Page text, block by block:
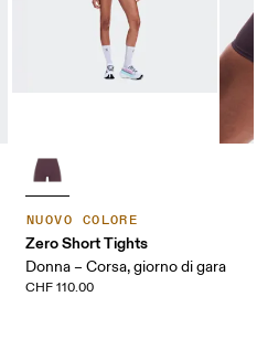
NUOVO COLORE
Zero Short Tights
Donna – Corsa, giorno di gara
CHF 110.00